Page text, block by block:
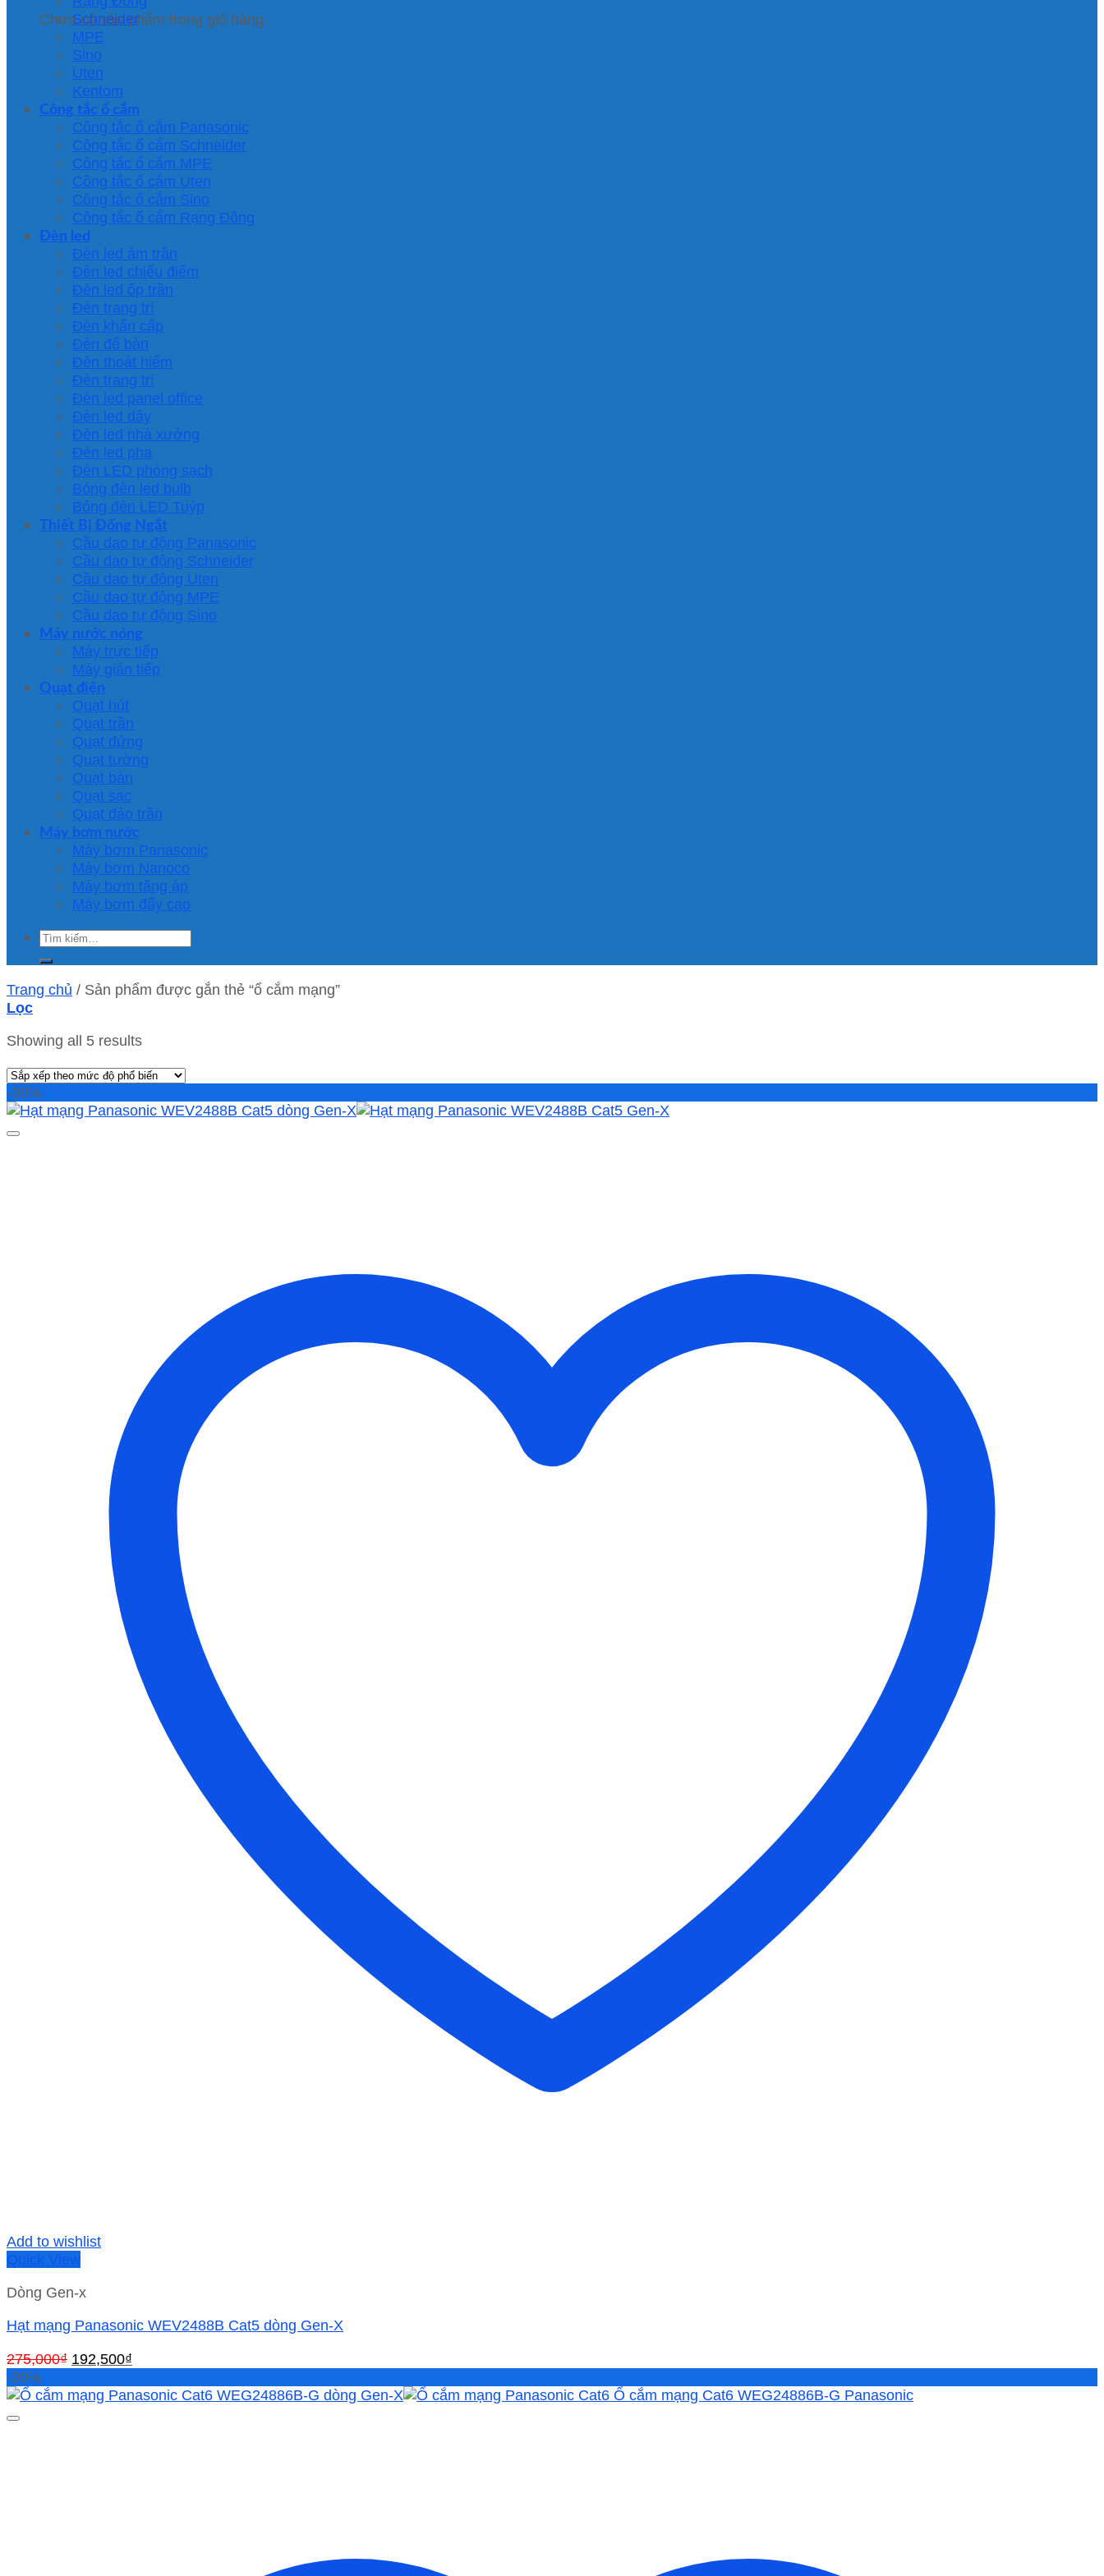
Chưa có sản phẩm trong giỏ hàng.
Schneider
MPE
Sino
Uten
Kentom
Công tắc ổ cắm
Công tắc ổ cắm Panasonic
Công tắc ổ cắm Schneider
Công tắc ổ cắm MPE
Công tắc ổ cắm Uten
Công tắc ổ cắm Sino
Công tắc ổ cắm Rạng Đông
Đèn led
Đèn led âm trần
Đèn led chiếu điểm
Đèn led ốp trần
Đèn trang trí
Đèn khẩn cấp
Đèn để bàn
Đèn thoát hiểm
Đèn trang trí
Đèn led panel office
Đèn led dây
Đèn led nhà xưởng
Đèn led pha
Đèn LED phòng sạch
Bóng đèn led bulb
Bóng đèn LED Tuýp
Thiết Bị Đống Ngắt
Cầu dao tự động Panasonic
Cầu dao tự động Schneider
Cầu dao tự động Uten
Cầu dao tự động MPE
Cầu dao tự động Sino
Máy nước nóng
Máy trực tiếp
Máy gián tiếp
Quạt điện
Quạt hút
Quạt trần
Quạt đứng
Quạt tường
Quạt bàn
Quạt sạc
Quạt đảo trần
Máy bơm nước
Máy bơm Panasonic
Máy bơm Nanoco
Máy bơm tăng áp
Máy bơm đẩy cao
Tìm
kiếm:
Trang chủ / Sản phẩm được gắn thẻ “ổ cắm mạng”
Lọc
Showing all 5 results
-30%
Add to wishlist
Quick View
Dòng Gen-x
Hạt mạng Panasonic WEV2488B Cat5 dòng Gen-X
275,000₫ Giá
là:
192,500₫
tại
-30%